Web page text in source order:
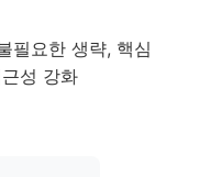
필요한 생략, 핵심
성 강화